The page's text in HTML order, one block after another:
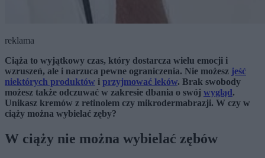
reklama
Ciąża to wyjątkowy czas, który dostarcza wielu emocji i
wzruszeń, ale i narzuca pewne ograniczenia. Nie możesz jeść
niektórych produktów i przyjmować leków. Brak swobody
możesz także odczuwać w zakresie dbania o swój wygląd.
Unikasz kremów z retinolem czy mikrodermabrazji. W czy w
ciąży można wybielać zęby?
W ciąży nie można wybielać zębów